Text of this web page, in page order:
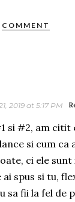
COMMENT
2019 at 5:17 PM
si #2, am citit
si cum ca
ci ele
ai spus si tu,
sa fii la fel de